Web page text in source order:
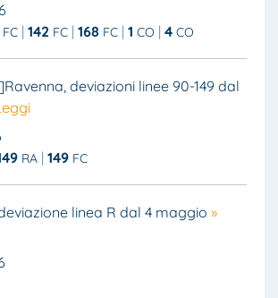
FC 142 FC 168 FC 1 CO 4 CO
deviazioni linee 90-149 dal
RA 149 FC
linea R dal 4 maggio »